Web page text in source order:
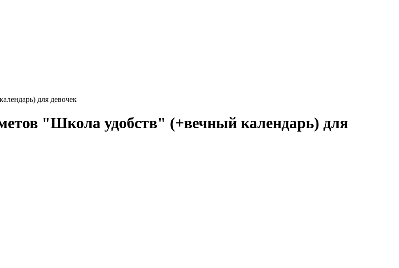
для девочек
"Школа удобств" (+вечный календарь) для